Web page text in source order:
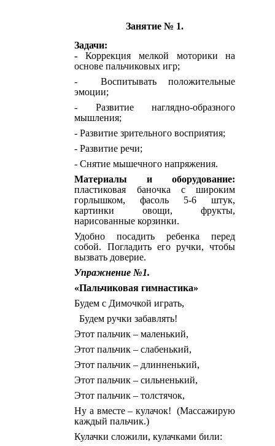
Занятие № 1.
Задачи:
-Коррекция мелкой моторики на
основе пальчиковых игр;
- Воспитывать положительные
эмоции;
- Развитие наглядно-образного
мышления;
- Развитие зрительного восприятия;
- Развитие речи;
- Снятие мышечного напряжения.
Материалы и оборудование:
пластиковая баночка с широким
горлышком, фасоль 5-6 штук,
картинки овощи, фрукты,
нарисованные корзинки.
Удобно посадить ребенка перед
собой. Погладить его ручки, чтобы
вызвать доверие.
Упражнение №1.
«Пальчиковая гимнастика»
Будем с Димочкой играть,
Будем ручки забавлять!
Этот пальчик – маленький,
Этот пальчик – слабенький,
Этот пальчик – длинненький,
Этот пальчик – сильненький,
Этот пальчик – толстячок,
Ну а вместе – кулачок! (Массажирую
каждый пальчик.)
Кулачки сложили, кулачками били: